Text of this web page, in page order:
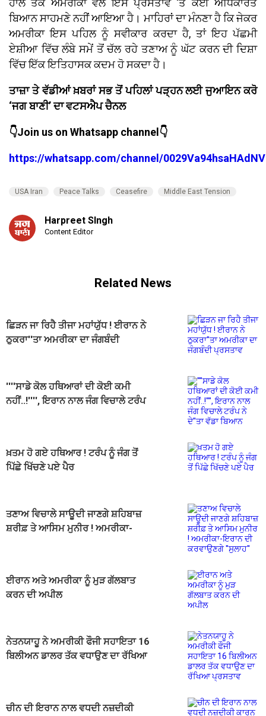
ਹਾਲੇ ਤੱਕ ਅਮਰੀਕਾ ਵੱਲੋਂ ਇਸ ਪ੍ਰਸਤਾਵ 'ਤੇ ਕੋਈ ਅਧਿਕਾਰਤ
ਬਿਆਨ ਸਾਹਮਣੇ ਨਹੀਂ ਆਇਆ ਹੈ। ਮਾਹਿਰਾਂ ਦਾ ਮੰਨਣਾ ਹੈ ਕਿ ਜੇਕਰ
ਅਮਰੀਕਾ ਇਸ ਪਹਿਲ ਨੂੰ ਸਵੀਕਾਰ ਕਰਦਾ ਹੈ, ਤਾਂ ਇਹ ਪੱਛਮੀ
ਏਸ਼ੀਆ ਵਿੱਚ ਲੰਬੇ ਸਮੇਂ ਤੋਂ ਚੱਲ ਰਹੇ ਤਣਾਅ ਨੂੰ ਘੱਟ ਕਰਨ ਦੀ ਦਿਸ਼ਾ
ਵਿੱਚ ਇੱਕ ਇਤਿਹਾਸਕ ਕਦਮ ਹੋ ਸਕਦਾ ਹੈ।
ਤਾਜ਼ਾ ਤੇ ਵੱਡੀਆਂ ਖ਼ਬਰਾਂ ਸਭ ਤੋਂ ਪਹਿਲਾਂ ਪੜ੍ਹਨ ਲਈ ਜੁਆਇਨ ਕਰੋ
‘ਜਗ ਬਾਣੀ’ ਦਾ ਵਟਸਐਪ ਚੈਨਲ
👇Join us on Whatsapp channel👇
https://whatsapp.com/channel/
USA Iran Peace Talks Ceasefire Middle East Tension
Harpreet SIngh
Content Editor
Related News
ਛਿੜਨ ਜਾ ਰਿਹੈ ਤੀਜਾ ਮਹਾਂਯੁੱਧ ! ਈਰਾਨ ਨੇ
ਠੁਕਰਾ''ਤਾ ਅਮਰੀਕਾ ਦਾ ਜੰਗਬੰਦੀ
''''ਸਾਡੇ ਕੋਲ ਹਥਿਆਰਾਂ ਦੀ ਕੋਈ ਕਮੀ
ਨਹੀਂ..!'''', ਇਰਾਨ ਨਾਲ ਜੰਗ ਵਿਚਾਲੇ ਟਰੰਪ
ਖ਼ਤਮ ਹੋ ਗਏ ਹਥਿਆਰ ! ਟਰੰਪ ਨੂੰ ਜੰਗ ਤੋਂ
ਪਿੱਛੇ ਖਿੱਚਣੇ ਪਏ ਪੈਰ
ਤਣਾਅ ਵਿਚਾਲੇ ਸਾਊਦੀ ਜਾਣਗੇ ਸ਼ਹਿਬਾਜ਼
ਸ਼ਰੀਫ਼ ਤੇ ਆਸਿਮ ਮੁਨੀਰ ! ਅਮਰੀਕਾ-
ਈਰਾਨ ਅਤੇ ਅਮਰੀਕਾ ਨੂੰ ਮੁੜ ਗੱਲਬਾਤ
ਕਰਨ ਦੀ ਅਪੀਲ
ਨੇਤਨਯਾਹੂ ਨੇ ਅਮਰੀਕੀ ਫੌਜੀ ਸਹਾਇਤਾ 16
ਬਿਲੀਅਨ ਡਾਲਰ ਤੱਕ ਵਧਾਉਣ ਦਾ ਰੱਖਿਆ
ਚੀਨ ਦੀ ਇਰਾਨ ਨਾਲ ਵਧਦੀ ਨਜ਼ਦੀਕੀ